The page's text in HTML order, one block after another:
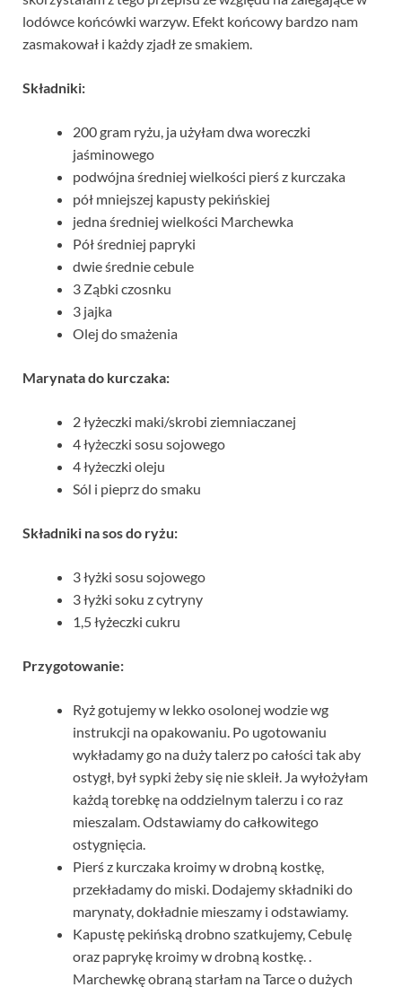
lodówce końcówki warzyw. Efekt końcowy bardzo nam
zasmakował i każdy zjadł ze smakiem.
Składniki:
200 gram ryżu, ja użyłam dwa woreczki
jaśminowego
podwójna średniej wielkości pierś z kurczaka
pół mniejszej kapusty pekińskiej
jedna średniej wielkości Marchewka
Pół średniej papryki
dwie średnie cebule
3 Ząbki czosnku
3 jajka
Olej do smażenia
Marynata do kurczaka:
2 łyżeczki maki/skrobi ziemniaczanej
4 łyżeczki sosu sojowego
4 łyżeczki oleju
Sól i pieprz do smaku
Składniki na sos do ryżu:
3 łyżki sosu sojowego
3 łyżki soku z cytryny
1,5 łyżeczki cukru
Przygotowanie:
Ryż gotujemy w lekko osolonej wodzie wg
instrukcji na opakowaniu. Po ugotowaniu
wykładamy go na duży talerz po całości tak aby
ostygł, był sypki żeby się nie skleił. Ja wyłożyłam
każdą torebkę na oddzielnym talerzu i co raz
mieszalam. Odstawiamy do całkowitego
ostygnięcia.
Pierś z kurczaka kroimy w drobną kostkę,
przekładamy do miski. Dodajemy składniki do
marynaty, dokładnie mieszamy i odstawiamy.
Kapustę pekińską drobno szatkujemy, Cebulę
oraz paprykę kroimy w drobną kostkę. .
Marchewkę obraną starłam na Tarce o dużych